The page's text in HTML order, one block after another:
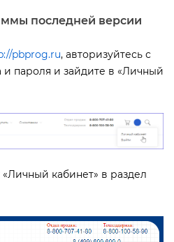
последней версии
pbprog.ru, авторизуйтесь с
пароля и зайдите в «Личный
кабинет» в раздел